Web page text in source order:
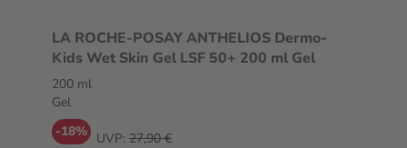
LA ROCHE-POSAY ANTHELIOS Dermo-
Kids Wet Skin Gel LSF 50+ 200 ml Gel
200 ml
Gel
-18% UVP: 27,90 €